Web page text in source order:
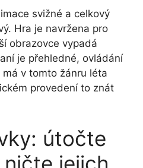
svižné a celkový
Hra je navržena pro
obrazovce vypadá
je přehledné, ovládání
v tomto žánru léta
provedení to znát
útočte